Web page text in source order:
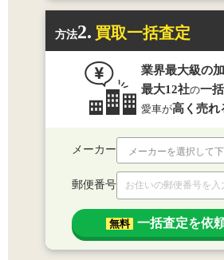
方法2. 買取一括査定
業界最大級の
最大12社の一
愛車が高く売れ
メーカー
郵便番号
無料 一括査定を依